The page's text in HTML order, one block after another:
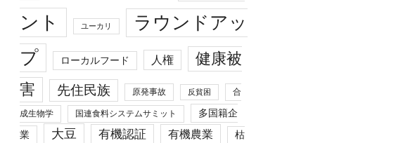
ント
ユーカリ
ラウンドアッ
プ
ローカルフード 人権
健康被
害
先住民族 原発事故 反貧困 合
成生物学 国連食料システムサミット
多国籍企
業
大豆 有機認証 有機農業 枯